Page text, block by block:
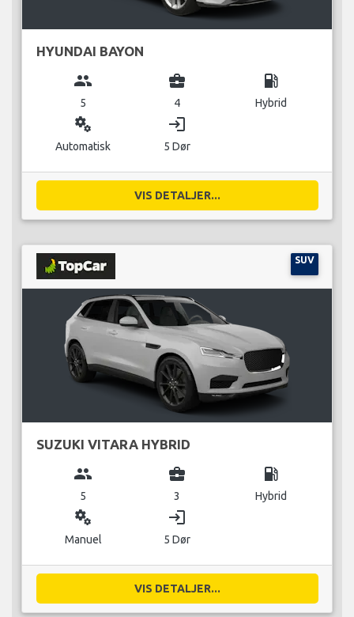
HYUNDAI BAYON
group
5
business_center
4
local_gas_station
Hybrid
miscellaneous_services
Automatisk
login
5 Dør
VIS DETALJER...
SUV
SUZUKI VITARA HYBRID
group
5
business_center
3
local_gas_station
Hybrid
miscellaneous_services
Manuel
login
5 Dør
VIS DETALJER...